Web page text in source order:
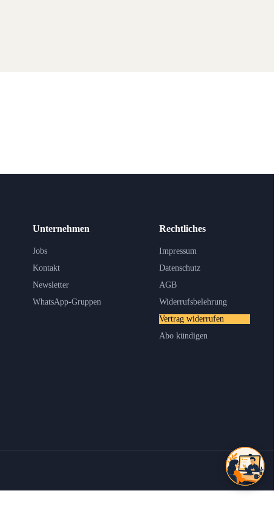
Unternehmen
Jobs
Kontakt
Newsletter
WhatsApp-Gruppen
Rechtliches
Impressum
Datenschutz
AGB
Widerrufsbelehrung
Vertrag widerrufen
Abo kündigen